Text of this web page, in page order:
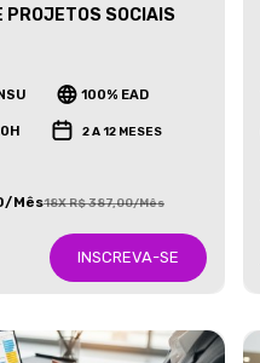
PROJETOS SOCIAIS
100% EAD
2 A 12 MESES
Mês18X R$ 387,00/Mês
INSCREVA-SE